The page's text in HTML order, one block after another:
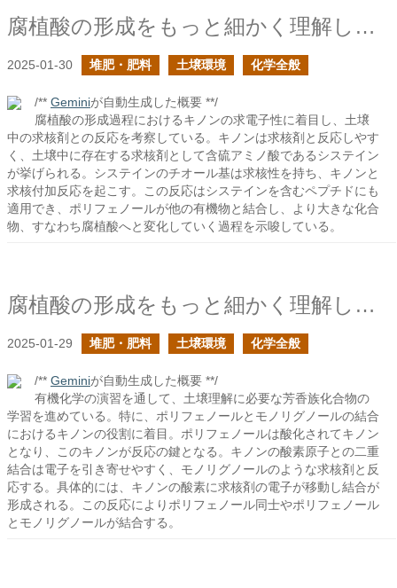
腐植酸の形成をもっと細かく理解したい２
2025-01-30 堆肥・肥料 土壌環境 化学全般
/** Geminiが自動生成した概要 **/
腐植酸の形成過程におけるキノンの求電子性に着目し、土壌
中の求核剤との反応を考察している。キノンは求核剤と反応しやす
く、土壌中に存在する求核剤として含硫アミノ酸であるシステイン
が挙げられる。システインのチオール基は求核性を持ち、キノンと
求核付加反応を起こす。この反応はシステインを含むペプチドにも
適用でき、ポリフェノールが他の有機物と結合し、より大きな化合
物、すなわち腐植酸へと変化していく過程を示唆している。
腐植酸の形成をもっと細かく理解したい１
2025-01-29 堆肥・肥料 土壌環境 化学全般
/** Geminiが自動生成した概要 **/
有機化学の演習を通して、土壌理解に必要な芳香族化合物の
学習を進めている。特に、ポリフェノールとモノリグノールの結合
におけるキノンの役割に着目。ポリフェノールは酸化されてキノン
となり、このキノンが反応の鍵となる。キノンの酸素原子との二重
結合は電子を引き寄せやすく、モノリグノールのような求核剤と反
応する。具体的には、キノンの酸素に求核剤の電子が移動し結合が
形成される。この反応によりポリフェノール同士やポリフェノール
とモノリグノールが結合する。